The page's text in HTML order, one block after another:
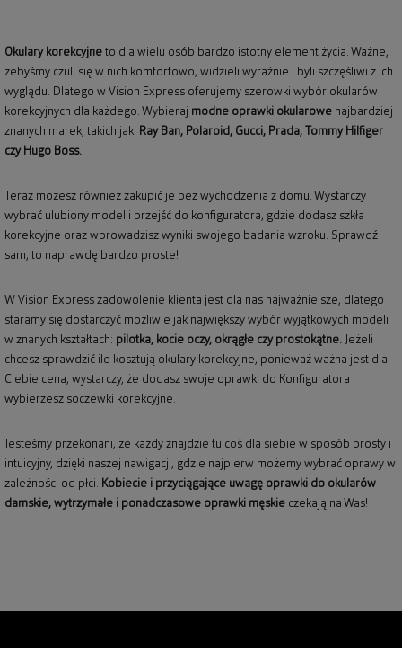
Okulary korekcyjne to dla wielu osób bardzo istotny element życia. Ważne,
żebyśmy czuli się w nich komfortowo, widzieli wyraźnie i byli szczęśliwi z ich
wyglądu. Dlatego w Vision Express oferujemy szerowki wybór okularów
korekcyjnych dla każdego. Wybieraj modne oprawki okularowe najbardziej
znanych marek, takich jak: Ray Ban, Polaroid , Gucci, Prada, Tommy Hilfiger
czy Hugo Boss.
Teraz możesz również zakupić je bez wychodzenia z domu. Wystarczy
wybrać ulubiony model i przejść do konfiguratora, gdzie dodasz szkła
korekcyjne oraz wprowadzisz wyniki swojego badania wzroku. Sprawdź
sam, to naprawdę bardzo proste!
W Vision Express zadowolenie klienta jest dla nas najważniejsze, dlatego
staramy się dostarczyć możliwie jak największy wybór wyjątkowych modeli
w znanych kształtach: pilotka, kocie oczy, okrągłe czy prostokątne. Jeżeli
chcesz sprawdzić ile kosztują okulary korekcyjne, ponieważ ważna jest dla
Ciebie cena, wystarczy, że dodasz swoje oprawki do Konfiguratora i
wybierzesz soczewki korekcyjne.
Jesteśmy przekonani, że każdy znajdzie tu coś dla siebie w sposób prosty i
intuicyjny, dzięki naszej nawigacji, gdzie najpierw możemy wybrać oprawy w
zależności od płci. Kobiecie i przyciągające uwagę oprawki do okularów
damskie, wytrzymałe i ponadczasowe oprawki męskie czekają na Was!